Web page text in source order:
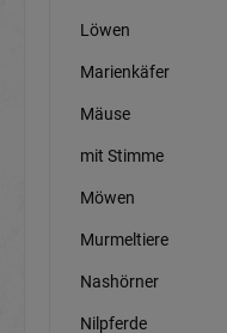
Löwen
Marienkäfer
Mäuse
mit Stimme
Möwen
Murmeltiere
Nashörner
Nilpferde